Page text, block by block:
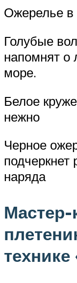
Ожерелье в
Голубые
напомнят о
море.
Белое
нежно
Черное
подчеркнет
наряда
Мастер-
технике